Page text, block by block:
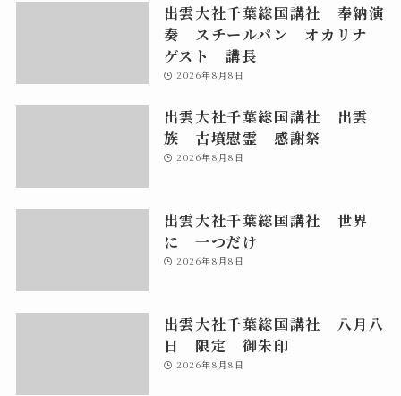
出雲大社千葉総国講社 奉納演
奏 スチールパン オカリナ
ゲスト 講長
2026年8月8日
出雲大社千葉総国講社 出雲
族 古墳慰霊 感謝祭
2026年8月8日
出雲大社千葉総国講社 世界
に 一つだけ
2026年8月8日
出雲大社千葉総国講社 八月八
日 限定 御朱印
2026年8月8日